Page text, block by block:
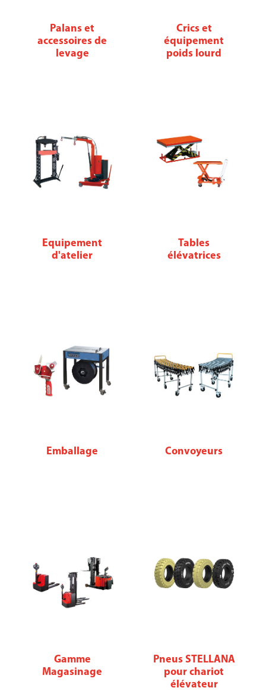
Palans et
accessoires de
levage
Crics et
équipement
poids lourd
Equipement
d'atelier
Tables
élévatrices
Emballage Convoyeurs
Gamme
Magasinage
Pneus STELLANA
pour chariot
élévateur